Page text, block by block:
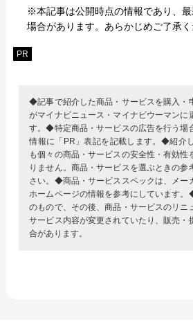
※本記事は公開時点の情報であり、
場合があります。あらかじめご了承く
PR
◆記事で紹介した商品・サービスを購入・
がマイナビニュース・マイナビウーマンに
す。◆特定商品・サービスの広告を行う場
情報に「PR」表記を記載します。◆紹介
も個々の商品・サービスの安全性・有効性
りません。商品・サービスを選ぶときの参
さい。◆商品・サービススペックは、メー
ホームページの情報を参考にしています
のもので、その後、商品・サービスのリニ
サービス内容が変更されていたり、販売・
合があります。